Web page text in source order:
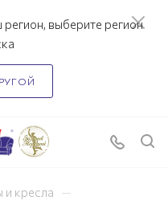
выберите регион
и кресла —